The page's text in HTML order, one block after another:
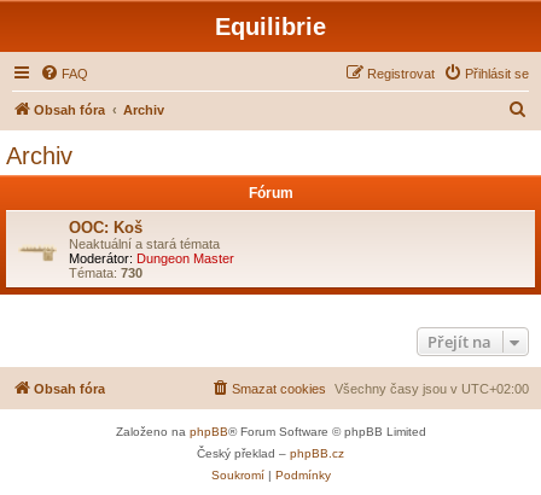
Equilibrie
FAQ Přihlásit se
Registrovat
Obsah fóra Archiv
Archiv
Fórum
OOC: Koš
Neaktuální a stará témata
Moderátor: Dungeon Master
Témata: 730
Přejít na
Obsah fóra Všechny časy jsou v UTC+02:00
Smazat cookies
Založeno na phpBB® Forum Software © phpBB Limited
Český překlad – phpBB.cz
Soukromí| Podmínky